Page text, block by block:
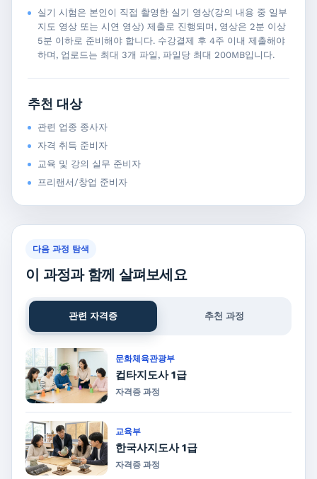
실기 시험은 본인이 직접 촬영한 실기 영상(강의 내용 중 일부
지도 영상 또는 시연 영상) 제출로 진행되며, 영상은 2분 이상
5분 이하로 준비해야 합니다. 수강결제 후 4주 이내 제출해야
하며, 업로드는 최대 3개 파일, 파일당 최대 200MB입니다.
추천 대상
관련 업종 종사자
자격 취득 준비자
교육 및 강의 실무 준비자
프리랜서/창업 준비자
다음 과정 탐색
이 과정과 함께 살펴보세요
관련 자격증 추천 과정
문화체육관광부
컵타지도사 1급
자격증 과정
교육부
한국사지도사 1급
자격증 과정